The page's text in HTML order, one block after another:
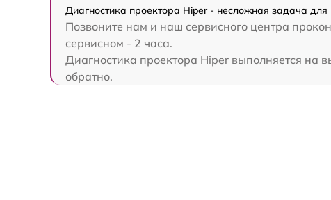
Диагностика проектора Hiper - несложная задача
Позвоните нам и наш сервисного центра
сервисном - 2 часа.
Диагностика проектора Hiper выполняется на
обратно.